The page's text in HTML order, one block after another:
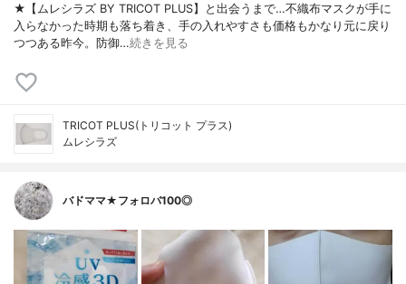
★【ムレシラズ BY TRICOT PLUS】と出会うまで…不織布マスクが手に
入らなかった時期も落ち着き、手の入れやすさも価格もかなり元に戻り
つつある昨今。防御…続きを見る
TRICOT PLUS(トリコット プラス)
ムレシラズ
バドママ★フォロバ100◎